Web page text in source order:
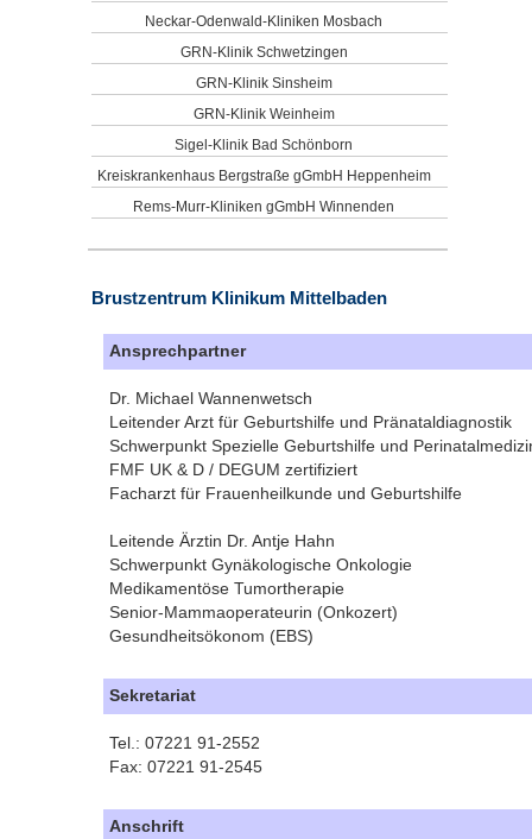
Neckar-Odenwald-Kliniken Mosbach
GRN-Klinik Schwetzingen
GRN-Klinik Sinsheim
GRN-Klinik Weinheim
Sigel-Klinik Bad Schönborn
Kreiskrankenhaus Bergstraße gGmbH Heppenheim
Rems-Murr-Kliniken gGmbH Winnenden
Brustzentrum Klinikum Mittelbaden
Ansprechpartner
Dr. Michael Wannenwetsch
Leitender Arzt für Geburtshilfe und Pränataldiagnostik
Schwerpunkt Spezielle Geburtshilfe und
FMF UK & D / DEGUM zertifiziert
Facharzt für Frauenheilkunde und Geburtshilfe
Leitende Ärztin Dr. Antje Hahn
Schwerpunkt Gynäkologische Onkologie
Medikamentöse Tumortherapie
Senior-Mammaoperateurin (Onkozert)
Gesundheitsökonom (EBS)
Sekretariat
Tel.: 07221 91-2552
Fax: 07221 91-2545
Anschrift